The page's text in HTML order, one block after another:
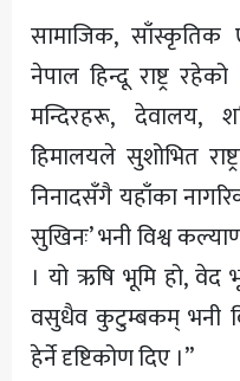
सामाजिक,
नेपाल हिन्दू राष्ट्र
मन्दिरहरू, देवालय,
हिमालयले सुशोभित
निनादसँगै यहाँका
सुखिनः’ भनी विश्व
। यो ऋषि भूमि हो, वेद
वसुधैव कुटुम्बकम् भनी
हेर्ने दृष्टिकोण दिए ।”